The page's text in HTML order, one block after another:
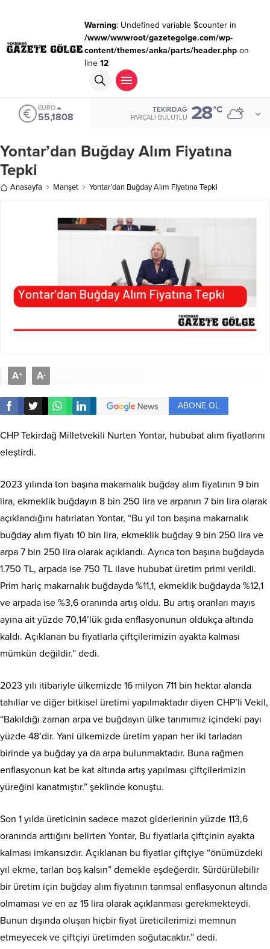
Warning: Undefined variable $counter in
/www/wwwroot/gazetegolge.com/wp-
content/themes/anka/parts/header.phpon
line 12
EURO
55,1808
TEKIRDAĞ
PARÇALI BULUTLU 28°C
Yontar’dan Buğday Alım Fiyatına
Tepki
Anasayfa Manşet Yontar’dan Buğday Alım Fiyatına Tepki
A+ A-
ABONE OL
CHP Tekirdağ Milletvekili Nurten Yontar, hububat alım fiyatlarını
eleştirdi.
2023 yılında ton başına makarnalık buğday alım fiyatının 9 bin
lira, ekmeklik buğdayın 8 bin 250 lira ve arpanın 7 bin lira olarak
açıklandığını hatırlatan Yontar, “Bu yıl ton başına makarnalık
buğday alım fiyatı 10 bin lira, ekmeklik buğday 9 bin 250 lira ve
arpa 7 bin 250 lira olarak açıklandı. Ayrıca ton başına buğdayda
1.750 TL, arpada ise 750 TL ilave hububat üretim primi verildi.
Prim hariç makarnalık buğdayda %11,1, ekmeklik buğdayda %12,1
ve arpada ise %3,6 oranında artış oldu. Bu artış oranları mayıs
ayına ait yüzde 70,14’lük gıda enflasyonunun oldukça altında
kaldı. Açıklanan bu fiyatlarla çiftçilerimizin ayakta kalması
mümkün değildir.” dedi.
2023 yılı itibariyle ülkemizde 16 milyon 711 bin hektar alanda
tahıllar ve diğer bitkisel üretimi yapılmaktadır diyen CHP’li Vekil,
“Bakıldığı zaman arpa ve buğdayın ülke tarımımız içindeki payı
yüzde 48’dir. Yani ülkemizde üretim yapan her iki tarladan
birinde ya buğday ya da arpa bulunmaktadır. Buna rağmen
enflasyonun kat be kat altında artış yapılması çiftçilerimizin
yüreğini kanatmıştır.” şeklinde konuştu.
Son 1 yılda üreticinin sadece mazot giderlerinin yüzde 113,6
oranında arttığını belirten Yontar, Bu fiyatlarla çiftçinin ayakta
kalması imkansızdır. Açıklanan bu fiyatlar çiftçiye “önümüzdeki
yıl ekme, tarlan boş kalsın” demekle eşdeğerdir. Sürdürülebilir
bir üretim için buğday alım fiyatının tarımsal enflasyonun altında
olmaması ve en az 15 lira olarak açıklanması gerekmekteydi.
Bunun dışında oluşan hiçbir fiyat üreticilerimizi memnun
etmeyecek ve çiftçiyi üretimden soğutacaktır.” dedi.